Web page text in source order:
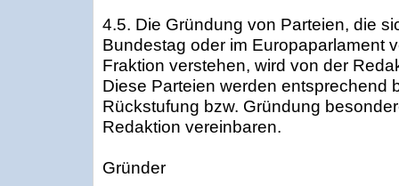
4.5. Die Gründung von Parteien, die
Bundestag oder im Europaparlament
Fraktion verstehen, wird von der
Diese Parteien werden entsprechend
Rückstufung bzw. Gründung
Redaktion vereinbaren.
Gründer